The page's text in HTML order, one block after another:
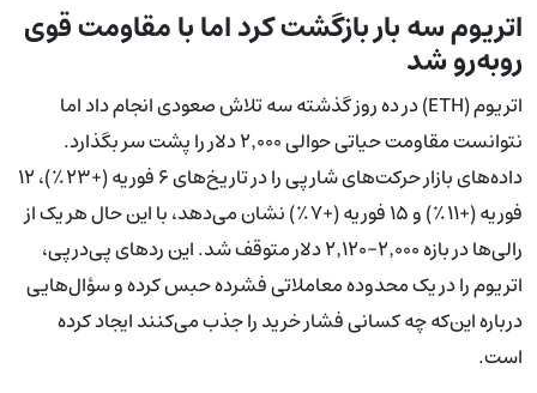
اتریوم سه بار بازگشت کرد اما با مقاومت قوی
روبه‌رو شد
اتریوم (ETH) در ده روز گذشته سه تلاش صعودی انجام داد اما
نتوانست مقاومت حیاتی حوالی ۲٬۰۰۰ دلار را پشت سر بگذارد.
داده‌های بازار حرکت‌های شارپی را در تاریخ‌های ۶ فوریه (+۲۳٪)، ۱۲
فوریه (+۱۱٪) و ۱۵ فوریه (+۷٪) نشان می‌دهد، با این حال هر یک از
رالی‌ها در بازه ۲٬۰۰۰–۲٬۱۲۰ دلار متوقف شد. این ردهای پی‌درپی،
اتریوم را در یک محدوده معاملاتی فشرده حبس کرده و سؤال‌هایی
درباره این‌که چه کسانی فشار خرید را جذب می‌کنند ایجاد کرده
است.